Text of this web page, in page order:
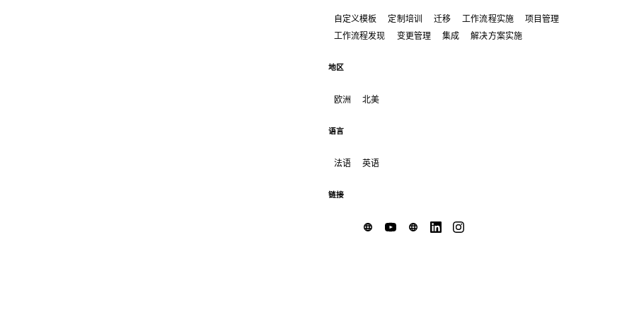
自定义模板 定制培训 迁移 工作流程实施
项目管理
工作流程发现
变更管理 集成 解决方案实施
地区
欧洲 北美
语言
法语 英语
链接